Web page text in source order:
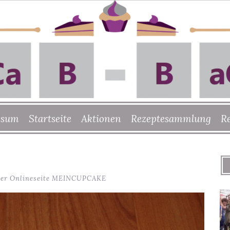
Startseite Aktionen Rezeptesammlung
Onlineseite MEINCUPCAKE